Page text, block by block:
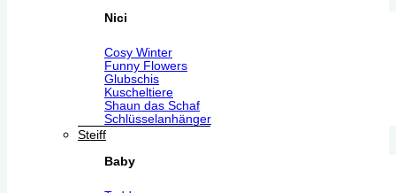
Nici
Cosy Winter
Funny Flowers
Glubschis
Kuscheltiere
Shaun das Schaf
Schlüsselanhänger
Steiff
Baby